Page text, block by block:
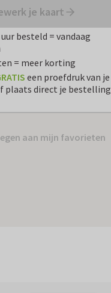
je kaart
uur besteld = vandaag
= meer korting
een proefdruk van je
plaats direct je bestelling
aan mijn favorieten